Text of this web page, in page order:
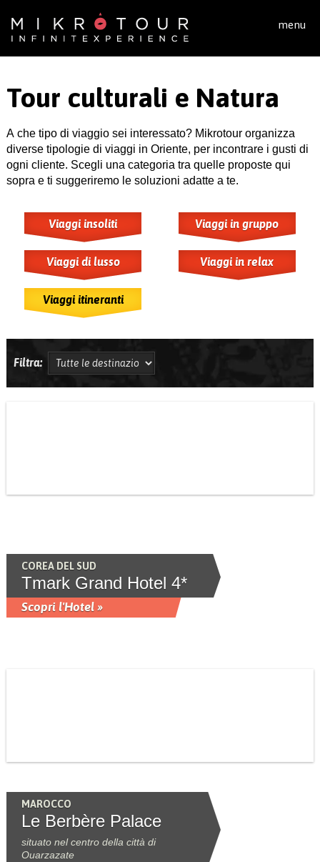
menu
Tour culturali e Natura
A che tipo di viaggio sei interessato? Mikrotour organizza
diverse tipologie di viaggi in Oriente, per incontrare i gusti di
ogni cliente. Scegli una categoria tra quelle proposte qui
sopra e ti suggeriremo le soluzioni adatte a te.
Viaggi insoliti Viaggi in gruppo
Viaggi di lusso Viaggi in relax
Viaggi itineranti
Filtra:
COREA DEL SUD
Tmark Grand Hotel 4*
Scopri l'Hotel »
MAROCCO
Le Berbère Palace
situato nel centro della città di
Ouarzazate